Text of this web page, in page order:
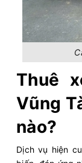
Thuê
Vũng
nào?
Dịch vụ hiện